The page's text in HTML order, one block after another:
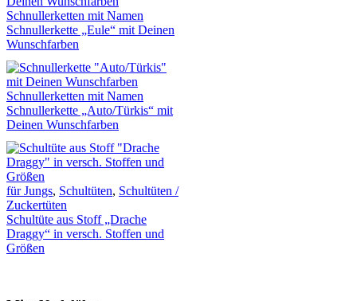
Schnullerketten mit Namen
Schnullerkette „Eule“ mit Deinen
Wunschfarben
Schnullerketten mit Namen
Schnullerkette „Auto/Türkis“ mit
Deinen Wunschfarben
für Jungs, Schultüten, Schultüten /
Zuckertüten
Schultüte aus Stoff „Drache
Draggy“ in versch. Stoffen und
Größen